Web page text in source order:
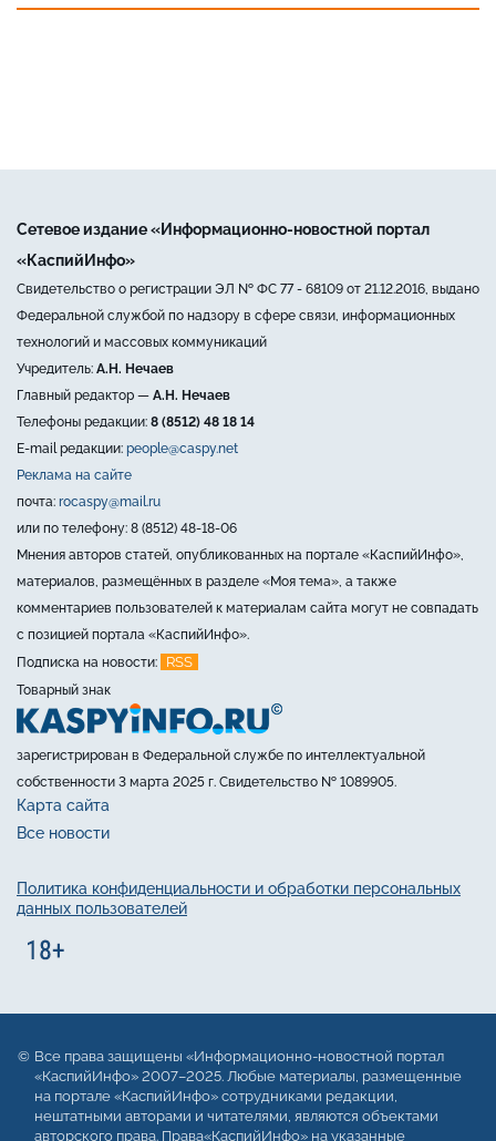
Сетевое издание «Информационно-новостной портал
«КаспийИнфо»
Свидетельство о регистрации ЭЛ № ФС 77 - 68109 от 21.12.2016, выдано
Федеральной службой по надзору в сфере связи, информационных
технологий и массовых коммуникаций
Учредитель: А.Н. Нечаев
Главный редактор — А.Н. Нечаев
Телефоны редакции: 8 (8512) 48 18 14
E-mail редакции: people@caspy.net
Реклама на сайте
почта: rocaspy@mail.ru
или по телефону: 8 (8512) 48-18-06
Мнения авторов статей, опубликованных на портале «КаспийИнфо»,
материалов, размещённых в разделе «Моя тема», а также
комментариев пользователей к материалам сайта могут не совпадать
с позицией портала «КаспийИнфо».
Подписка на новости:
RSS
Товарный знак
зарегистрирован в Федеральной службе по интеллектуальной
собственности 3 марта 2025 г. Свидетельство № 1089905.
Карта сайта
Все новости
Политика конфиденциальности и обработки персональных
данных пользователей
Все права защищены «Информационно-новостной портал
«КаспийИнфо» 2007–2025. Любые материалы, размещенные
на портале «КаспийИнфо» сотрудниками редакции,
нештатными авторами и читателями, являются объектами
авторского права. Права«КаспийИнфо» на указанные